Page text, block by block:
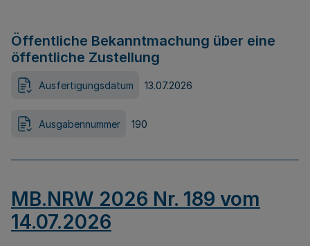
Öffentliche Bekanntmachung über eine
öffentliche Zustellung
Ausfertigungsdatum 13.07.2026
Ausgabennummer 190
MB.NRW 2026 Nr. 189 vom
14.07.2026